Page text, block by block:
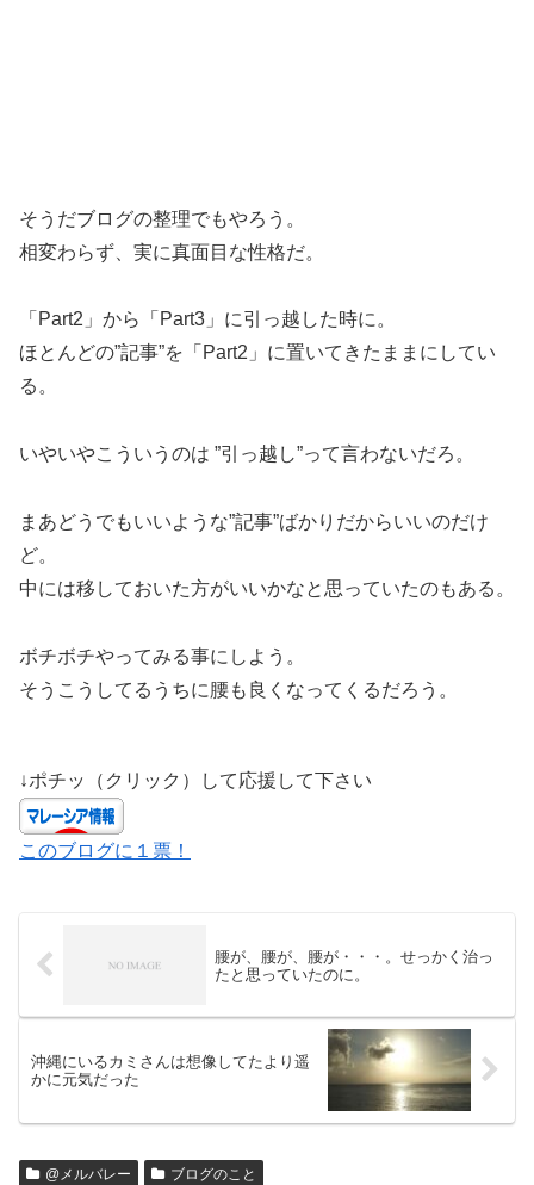
そうだブログの整理でもやろう。
相変わらず、実に真面目な性格だ。
「Part2」から「Part3」に引っ越した時に。
ほとんどの”記事”を「Part2」に置いてきたままにしてい
る。
いやいやこういうのは ”引っ越し”って言わないだろ。
まあどうでもいいような”記事”ばかりだからいいのだけ
ど。
中には移しておいた方がいいかなと思っていたのもある。
ボチボチやってみる事にしよう。
そうこうしてるうちに腰も良くなってくるだろう。
↓ポチッ（クリック）して応援して下さい
このブログに１票！
腰が、腰が、腰が・・・。せっかく治っ
たと思っていたのに。
沖縄にいるカミさんは想像してたより遥
かに元気だった
@メルバレー ブログのこと